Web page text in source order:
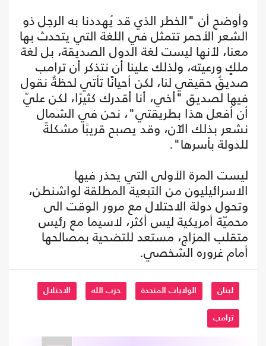
وأوضح أن "الخطر الذي قد يُهددنا به الرجل ذو
الشعر الأحمر تتمثل في اللغة التي يتحدث بها
معنا، لأنها ليست لغة الدول الصديقة، بل لغة
ملكٍ ورعيته، ولذلك علينا أن نتذكر أن ترامب
صديقٌ حقيقي لنا، لكن أحيانًا تأتي لحظةٌ نقول
فيها لصديق "أخي، أنا أقدرك كثيرًا، لكن عليّ
أن أفعل هذا بطريقتي"، نحن في الشمال
نشعر بذلك الآن، وقد يصبح قريبًا مشكلةً
للدولة بأسرها".
ليست المرة الأولى التي يحذر فيها
الاسرائيليون من التبعية المطلقة لواشنطن،
وتحول دولة الاحتلال مع مرور الوقت الى
محميّة أمريكية ليس أكثر، لاسيما مع رئيس
متقلب المزاج، مستعد للتضحية بمصالحها
أمام غروره الشخصي.
لبنان الولايات المتحدة حزب الله الاحتلال
ترامب